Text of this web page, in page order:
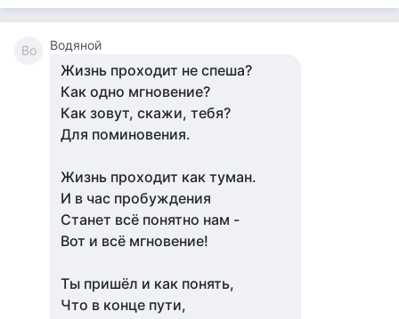
Во Водяной
Жизнь проходит не спеша?
Как одно мгновение?
Как зовут, скажи, тебя?
Для поминовения.
Жизнь проходит как туман.
И в час пробуждения
Станет всё понятно нам -
Вот и всё мгновение!
Ты пришёл и как понять,
Что в конце пути,